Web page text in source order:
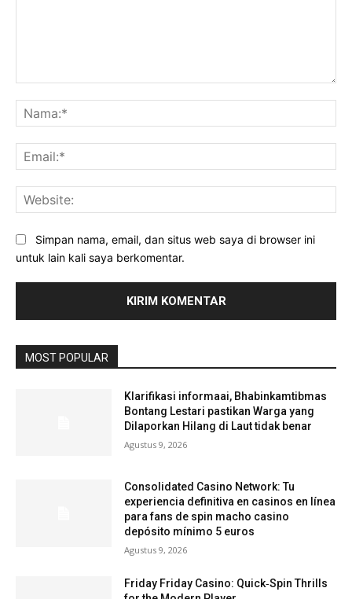
Simpan nama, email, dan situs web saya di browser ini
untuk lain kali saya berkomentar.
MOST POPULAR
Klarifikasi informaai, Bhabinkamtibmas
Bontang Lestari pastikan Warga yang
Dilaporkan Hilang di Laut tidak benar
Agustus 9, 2026
Consolidated Casino Network: Tu
experiencia definitiva en casinos en línea
para fans de spin macho casino
depósito mínimo 5 euros
Agustus 9, 2026
Friday Friday Casino: Quick‑Spin Thrills